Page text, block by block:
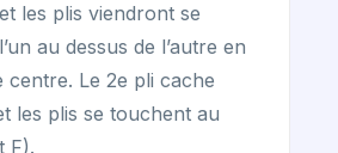
les plis viendront se
au dessus de l’autre en
centre. Le 2e pli cache
les plis se touchent au
F).